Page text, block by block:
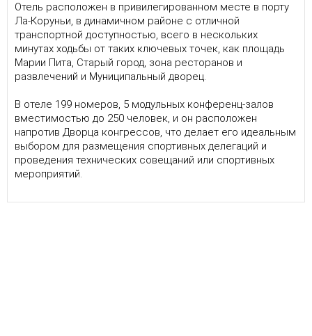
Отель расположен в привилегированном месте в порту
Ла-Коруньи, в динамичном районе с отличной
транспортной доступностью, всего в нескольких
минутах ходьбы от таких ключевых точек, как площадь
Марии Пита, Старый город, зона ресторанов и
развлечений и Муниципальный дворец.
В отеле 199 номеров, 5 модульных конференц-залов
вместимостью до 250 человек, и он расположен
напротив Дворца конгрессов, что делает его идеальным
выбором для размещения спортивных делегаций и
проведения технических совещаний или спортивных
мероприятий.